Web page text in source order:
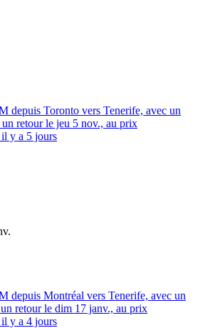
depuis Toronto vers Tenerife, avec un
retour le jeu 5 nov., au prix
y a 5 jours
depuis Montréal vers Tenerife, avec un
retour le dim 17 janv., au prix
y a 4 jours